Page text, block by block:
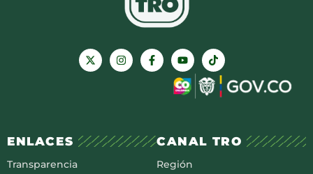
ENLACES
Transparencia
CANAL TRO
Región